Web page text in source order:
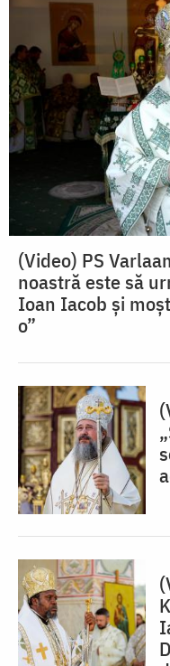
(Video) PS
noastră este să
Ioan Iacob și
o”